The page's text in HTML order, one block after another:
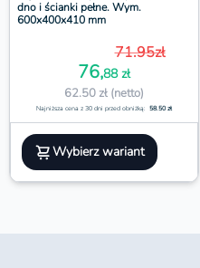
dno i ścianki pełne. Wym.
600x400x410 mm
71.95zł
76,88 zł
62.50 zł (netto)
Najniższa cena z 30 dni przed obniżką: 58.50 zł
Wybierz wariant